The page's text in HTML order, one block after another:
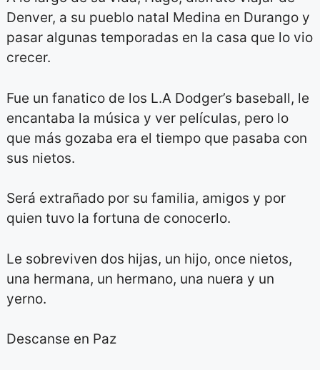
Denver, a su pueblo natal Medina en Durango y
pasar algunas temporadas en la casa que lo vio
crecer.
Fue un fanatico de los L.A Dodger’s baseball, le
encantaba la música y ver películas, pero lo
que más gozaba era el tiempo que pasaba con
sus nietos.
Será extrañado por su familia, amigos y por
quien tuvo la fortuna de conocerlo.
Le sobreviven dos hijas, un hijo, once nietos,
una hermana, un hermano, una nuera y un
yerno.
Descanse en Paz